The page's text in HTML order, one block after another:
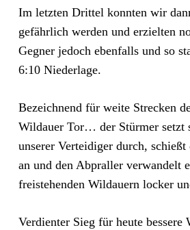
Im letzten Drittel konnten wir
gefährlich werden und erzielten
Gegner jedoch ebenfalls und so
6:10 Niederlage.
Bezeichnend für weite Strecken
Wildauer Tor… der Stürmer setzt
unserer Verteidiger durch,
an und den Abpraller verwandelt
freistehenden Wildauern locker
Verdienter Sieg für heute bessere